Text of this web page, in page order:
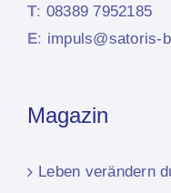
T: 08389 7952185
E: impuls@satoris-
Magazin
Leben verändern